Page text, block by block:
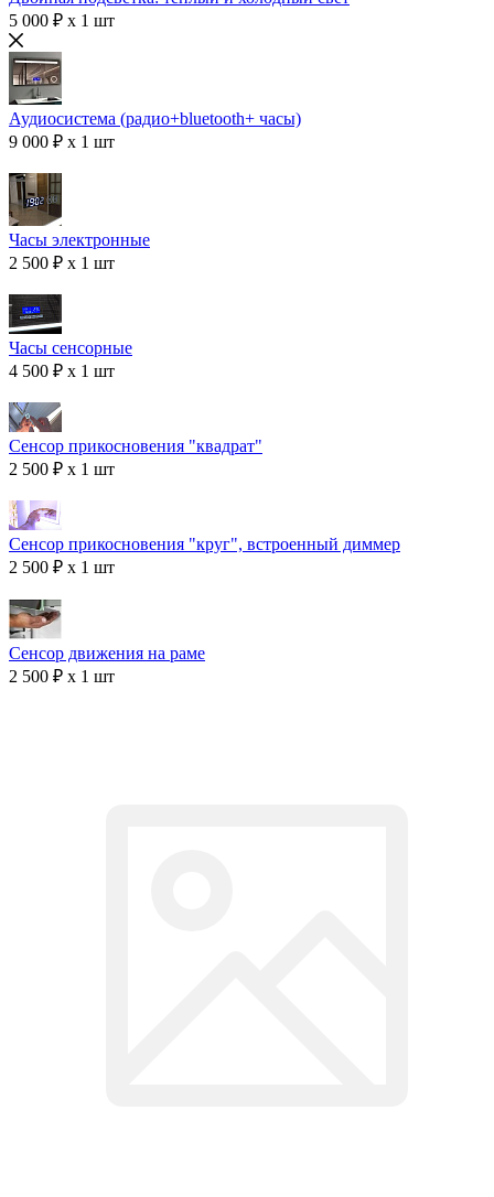
5 000 ₽ x 1 шт
Аудиосистема (радио+bluetooth+ часы)
9 000 ₽ x 1 шт
Часы электронные
2 500 ₽ x 1 шт
Часы сенсорные
4 500 ₽ x 1 шт
Сенсор прикосновения "квадрат"
2 500 ₽ x 1 шт
Сенсор прикосновения "круг", встроенный диммер
2 500 ₽ x 1 шт
Сенсор движения на раме
2 500 ₽ x 1 шт